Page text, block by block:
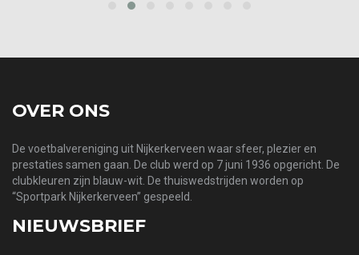
OVER ONS
De voetbalvereniging uit Nijkerkerveen waar sfeer, plezier en
prestaties samen gaan. De club werd op 7 juni 1936 opgericht. De
clubkleuren zijn blauw-wit. De thuiswedstrijden worden op
“Sportpark Nijkerkerveen” gespeeld.
NIEUWSBRIEF